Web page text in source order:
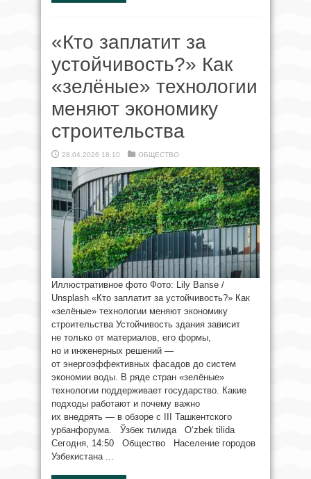
«Кто заплатит за
устойчивость?» Как
«зелёные» технологии
меняют экономику
строительства
28.04.2026 18:10 ОБЩЕСТВО
Иллюстративное фото Фото: Lily Banse /
Unsplash «Кто заплатит за устойчивость?» Как
«зелёные» технологии меняют экономику
строительства Устойчивость здания зависит
не только от материалов, его формы,
но и инженерных решений —
от энергоэффективных фасадов до систем
экономии воды. В ряде стран «зелёные»
технологии поддерживает государство. Какие
подходы работают и почему важно
их внедрять — в обзоре с III Ташкентского
урбанфорума. Ўзбек тилида O‘zbek tilida
Сегодня, 14:50 Общество Население городов
Узбекистана ...